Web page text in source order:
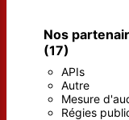
Nos
(17)
APIs
Autre
Mesure
Régies
but de répondre à
communiquées aux
droits d’accès, de
limitation,
moment et du droit
autorité de contrôle,
post-mortem. Vous
l'adresse ou par